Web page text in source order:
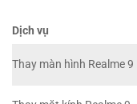
Dịch vụ
Thay màn hình Realme 9